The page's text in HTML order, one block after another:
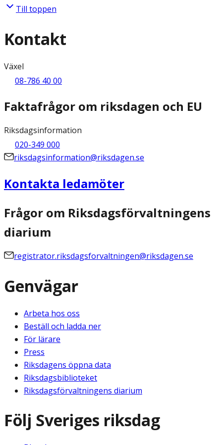
Till toppen
Kontakt
Växel
08-786 40 00
Faktafrågor om riksdagen och EU
Riksdagsinformation
020-349 000
riksdagsinformation@riksdagen.se
Kontakta ledamöter
Frågor om Riksdagsförvaltningens
diarium
registrator.riksdagsforvaltningen@riksdagen.se
Genvägar
Arbeta hos oss
Beställ och ladda ner
För lärare
Press
Riksdagens öppna data
Riksdagsbiblioteket
Riksdagsförvaltningens diarium
Följ Sveriges riksdag